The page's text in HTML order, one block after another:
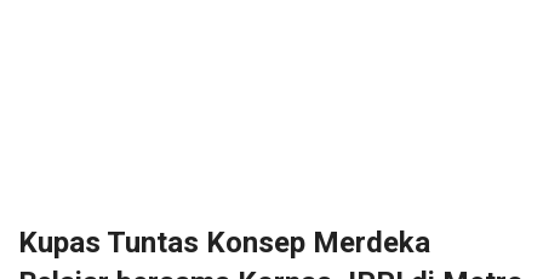
Kupas Tuntas Konsep Merdeka